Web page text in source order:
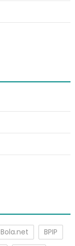
Bola.net
BPIP